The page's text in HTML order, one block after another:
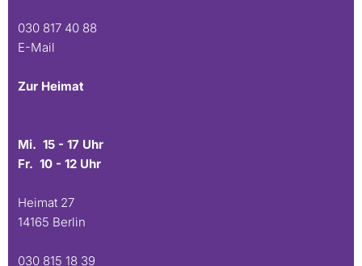
030 817 40 88
E-Mail
Zur Heimat
Mi. 15 - 17 Uhr
Fr. 10 - 12 Uhr
Heimat 27
14165 Berlin
030 815 18 39